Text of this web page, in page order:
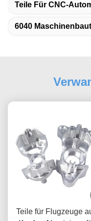
Teile Für CNC-
6040
Teile für Flugzeuge